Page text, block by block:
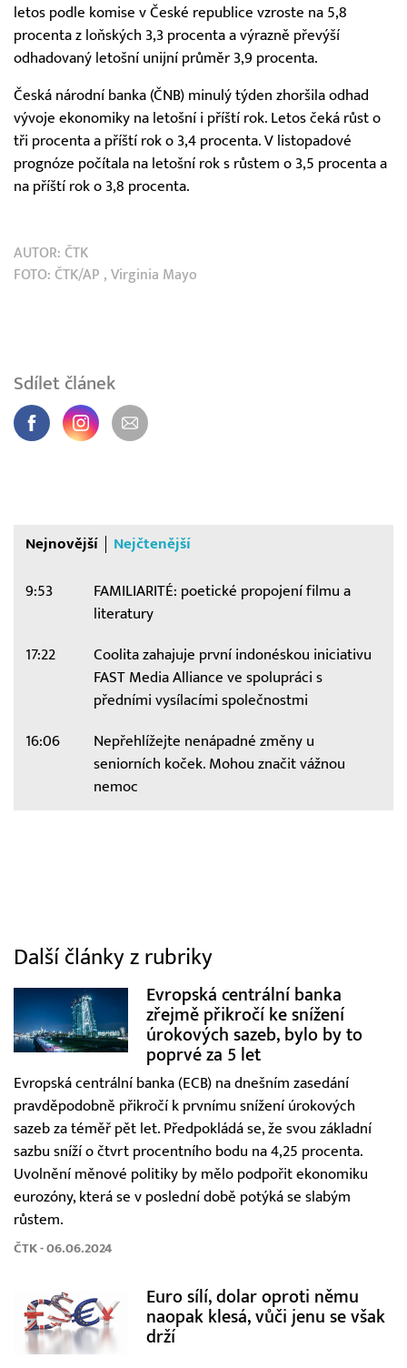
letos podle komise v České republice vzroste na 5,8
procenta z loňských 3,3 procenta a výrazně převýší
odhadovaný letošní unijní průměr 3,9 procenta.
Česká národní banka (ČNB) minulý týden zhoršila odhad
vývoje ekonomiky na letošní i příští rok. Letos čeká růst o
tři procenta a příští rok o 3,4 procenta. V listopadové
prognóze počítala na letošní rok s růstem o 3,5 procenta a
na příští rok o 3,8 procenta.
AUTOR: ČTK
FOTO: ČTK/AP , Virginia Mayo
Sdílet článek
Nejnovější Nejčtenější
9:53
FAMILIARITÉ: poetické propojení filmu a
literatury
17:22
Coolita zahajuje první indonéskou iniciativu
FAST Media Alliance ve spolupráci s
předními vysílacími společnostmi
16:06
Nepřehlížejte nenápadné změny u
seniorních koček. Mohou značit vážnou
nemoc
Další články z rubriky
Evropská centrální banka
zřejmě přikročí ke snížení
úrokových sazeb, bylo by to
poprvé za 5 let
Evropská centrální banka (ECB) na dnešním zasedání
pravděpodobně přikročí k prvnímu snížení úrokových
sazeb za téměř pět let. Předpokládá se, že svou základní
sazbu sníží o čtvrt procentního bodu na 4,25 procenta.
Uvolnění měnové politiky by mělo podpořit ekonomiku
eurozóny, která se v poslední době potýká se slabým
růstem.
ČTK - 06.06.2024
Euro sílí, dolar oproti němu
naopak klesá, vůči jenu se však
drží